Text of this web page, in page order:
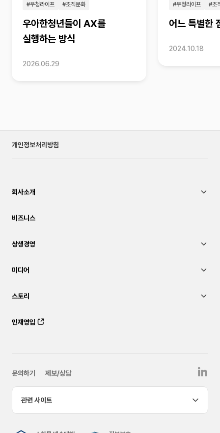
#우청라이프 #조직문화
우아한청년들이 AX를
실행하는 방식
2026.06.29
#우청라이프 #조
어느 특별한
2024.10.18
개인정보처리방침
회사소개
비즈니스
상생경영
미디어
스토리
인재영입
문의하기 제보/상담
관련 사이트